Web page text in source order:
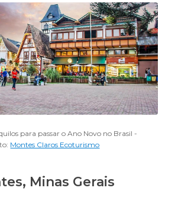
para passar o Ano Novo no Brasil -
Montes Claros Ecoturismo
Minas Gerais